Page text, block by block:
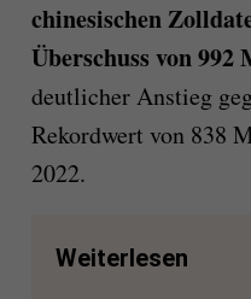
chinesischen
Überschuss von
deutlicher Anstieg
Rekordwert von 838
2022.
Weiterlesen